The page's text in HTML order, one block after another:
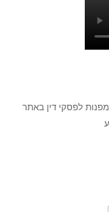
לפסקי דין באתר